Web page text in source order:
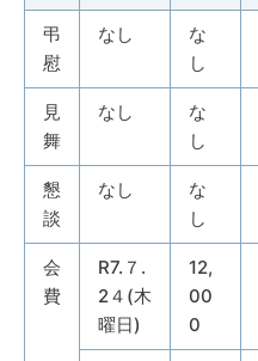
弔
慰
なし
な
し
見
舞
なし
な
し
懇
談
なし
な
し
会
費
R7.７.
2４(木
曜日)
12,
00
0